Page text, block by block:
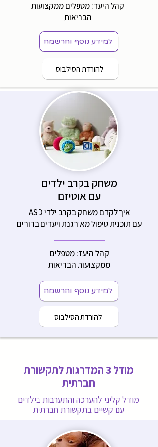
קהל היעד: מטפלים ממקצועות
הבריאות
למידע נוסף והרשמה
להורדת הסילבוס
משחק בקרב ילדים
עם אוטיזם
איך לקדם משחק בקרב ילדי ASD
עם תוכנית טיפול מאורגנת ויעדים ברורים
קהל היעד: מטפלים
ממקצועות הבריאות
למידע נוסף והרשמה
להורדת הסילבוס
מודל 3 המדרגות לתקשורת
חברתית
מודל קליני להערכה והתערבות בילדים
עם קשיים בתקשורת חברתית